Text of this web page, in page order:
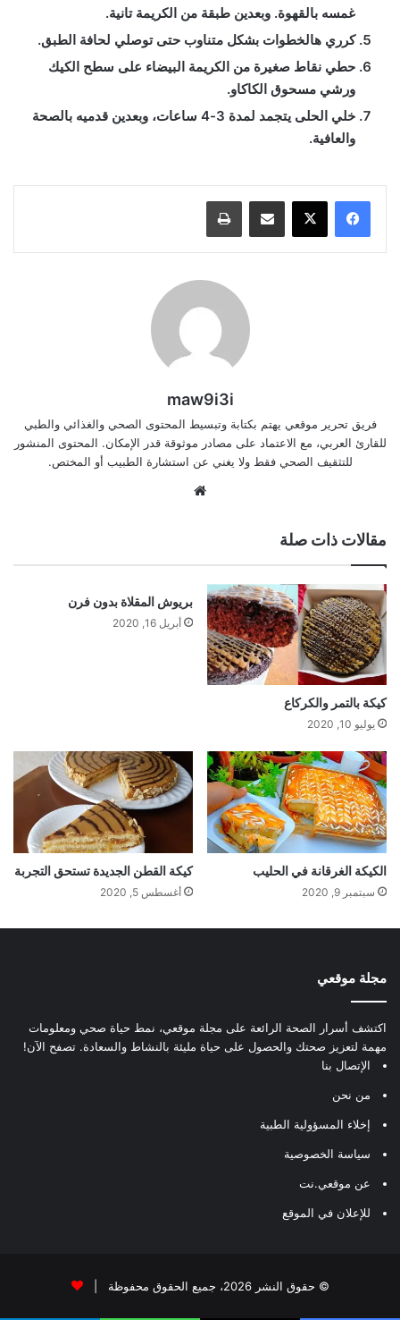
غمسه بالقهوة. وبعدين طبقة من الكريمة تانية.
كرري هالخطوات بشكل متناوب حتى توصلي لحافة الطبق.
حطي نقاط صغيرة من الكريمة البيضاء على سطح الكيك
ورشي مسحوق الكاكاو.
خلي الحلى يتجمد لمدة 3-4 ساعات، وبعدين قدميه بالصحة
والعافية.
مشاركة عبر البريد طباعة
maw9i3i
فريق تحرير موقعي يهتم بكتابة وتبسيط المحتوى الصحي والغذائي والطبي
للقارئ العربي، مع الاعتماد على مصادر موثوقة قدر الإمكان. المحتوى المنشور
للتثقيف الصحي فقط ولا يغني عن استشارة الطبيب أو المختص.
مقالات ذات صلة
كيكة بالتمر والكركاع
يوليو 10, 2020
بريوش المقلاة بدون فرن
أبريل 16, 2020
الكيكة الغرقانة في الحليب
سبتمبر 9, 2020
كيكة القطن الجديدة تستحق التجربة
أغسطس 5, 2020
مجلة موقعي
اكتشف أسرار الصحة الرائعة على مجلة موقعي، نمط حياة صحي ومعلومات
مهمة لتعزيز صحتك والحصول على حياة مليئة بالنشاط والسعادة. تصفح الآن!
الإتصال بنا
من نحن
إخلاء المسؤولية الطبية
سياسة الخصوصية
عن موقعي.نت
للإعلان في الموقع
© حقوق النشر 2026، جميع الحقوق محفوظة |